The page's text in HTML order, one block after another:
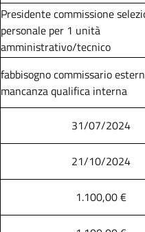
Presidente commissione
personale per 1 unità
amministrativo/tecnico
fabbisogno commissario
mancanza qualifica interna
31/07/2024
21/10/2024
1.100,00 €